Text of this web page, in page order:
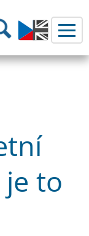
Hledání
to